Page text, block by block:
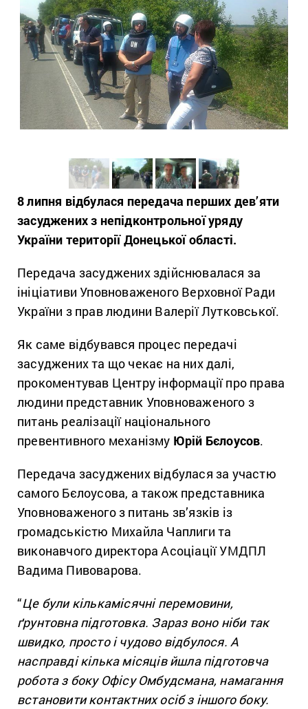
8 липня відбулася передача перших дев’яти
засуджених з непідконтрольної уряду
України території Донецької області.
Передача засуджених здійснювалася за
ініціативи Уповноваженого Верховної Ради
України з прав людини Валерії Лутковської.
Як саме відбувався процес передачі
засуджених та що чекає на них далі,
прокоментував Центру інформації про права
людини представник Уповноваженого з
питань реалізації національного
превентивного механізму Юрій Бєлоусов.
Передача засуджених відбулася за участю
самого Бєлоусова, а також представника
Уповноваженого з питань зв’язків із
громадськістю Михайла Чаплиги та
виконавчого директора Асоціації УМДПЛ
Вадима Пивоварова.
“Це були кількамісячні перемовини,
ґрунтовна підготовка. Зараз воно ніби так
швидко, просто і чудово відбулося. А
насправді кілька місяців йшла підготовча
робота з боку Офісу Омбудсмана, намагання
встановити контактних осіб з іншого боку.